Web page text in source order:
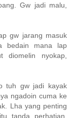
Gw jadi malu,
gw jarang masuk
bedain mana lap
nyokap,
tuh gw jadi kayak
ngadoin cuma ke
Lha yang penting
tanda perhatian,